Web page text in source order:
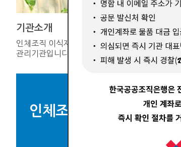
기관소개
인체조직 이식재의 공적
관리기관입니다.
인체조직 이식재